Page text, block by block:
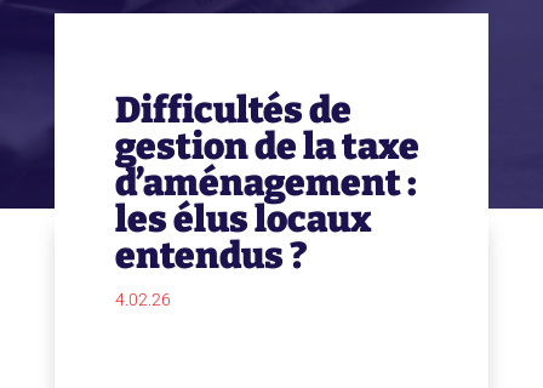
Difficultés de
gestion de la taxe
d’aménagement :
les élus locaux
entendus ?
4.02.26